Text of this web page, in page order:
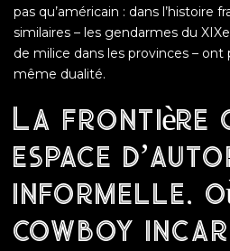
pas qu’américain : dans l’histoire
similaires – les gendarmes du
de milice dans les provinces –
même dualité.
La frontière
espace
informelle,
cowboy